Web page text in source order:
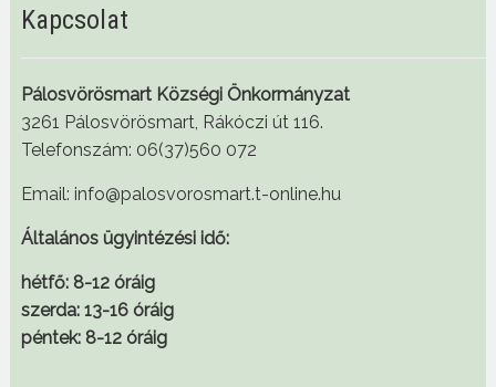
Kapcsolat
Pálosvörösmart Községi Önkormányzat
3261 Pálosvörösmart, Rákóczi út 116.
Telefonszám: 06(37)560 072
Email: info@palosvorosmart.t-online.hu
Általános ügyintézési idő:
hétfő: 8-12 óráig
szerda: 13-16 óráig
péntek: 8-12 óráig